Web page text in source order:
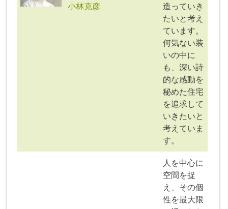
小林克彦
造っていき
たいと考え
ています。
何気ない装
いの中に
も、深い詩
的な感動を
秘めた住宅
を追求して
いきたいと
考えていま
す。
人を中心に
空間を捉
え、その個
性を最大限